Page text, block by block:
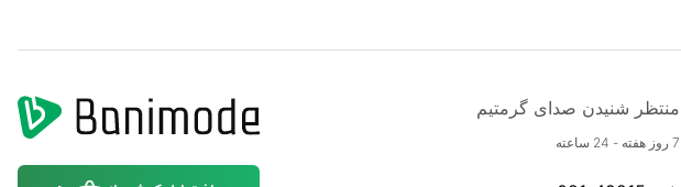
منتظر شنیدن صدای گرمتیم
7 روز هفته - 24 ساعته